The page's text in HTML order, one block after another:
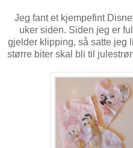
Jeg fant et kjempefint
uker siden. Siden jeg er
gjelder klipping, så satte jeg
større biter skal bli til